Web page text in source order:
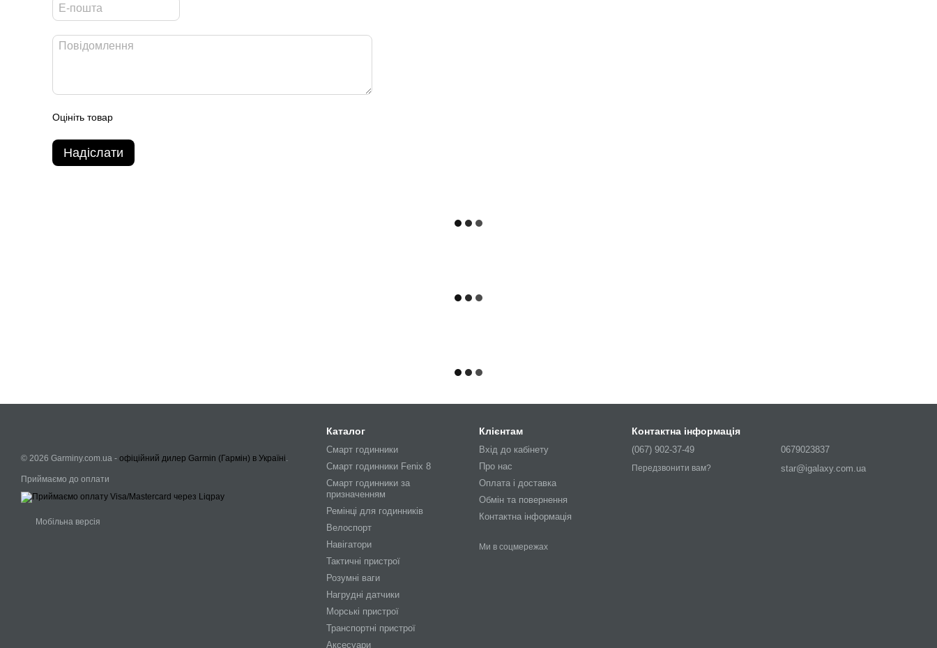
Оцініть товар
Надіслати
© 2026 Garminy.com.ua - офіційний дилер Garmin (Гармін) в Україні.
Приймаємо до оплати
Мобільна версія
Каталог
Смарт годинники
Смарт годинники Fenix 8
Смарт годинники за
призначенням
Ремінці для годинників
Велоспорт
Навігатори
Тактичні пристрої
Розумні ваги
Нагрудні датчики
Морські пристрої
Транспортні пристрої
Аксесуари
Клієнтам
Вхід до кабінету
Про нас
Оплата і доставка
Обмін та повернення
Контактна інформація
Ми в соцмережах
Контактна інформація
(067) 902-37-49
Передзвонити вам?
0679023837
star@igalaxy.com.ua